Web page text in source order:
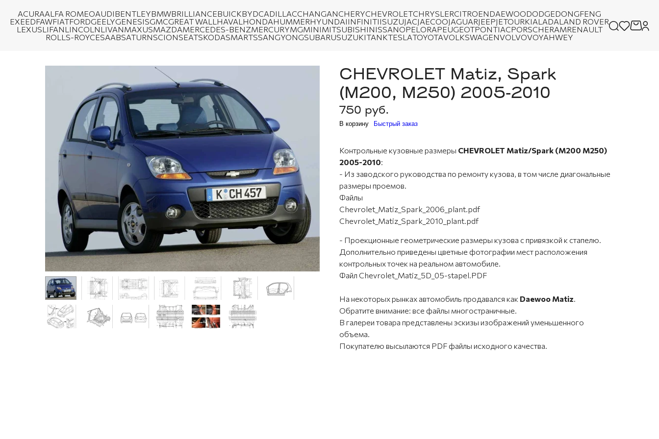
ACURAALFA ROMEOAUDIBENTLEYBMWBRILLIANCEBUICKBYDCADILLACCHANGANCHERYCHEVROLETCHRYSLERCITROENDAEWOODODGEDONGFENG
EXEEDFAWFIATFORDGEELYGENESISGMCGREAT WALL HAVAL HONDAHUMMERHYUNDAIINFINITIISUZUJACJAECOOJAGUARJEEPJETOURKIALADALAND ROVER
LEXUSLIFANLINCOLNLIVANMAXUSMAZDAMERCEDES-BENZMERCURYMGMINIMITSUBISHINISSANOPEL ORAPEUGEOTPONTIACPORSCHERAMRENAULT
ROLLS-ROYCESAABSATURNSCIONSEATSKODASMARTSSANGYONGSUBARUSUZUKITANKTESLATOYOTAVOLKSWAGENVOLVOVOYAHWEY
CHEVROLET Matiz, Spark
(M200, M250) 2005-2010
750 руб.
В корзину Быстрый заказ
Контрольные кузовные размеры CHEVROLET Matiz/Spark (M200 M250)
2005-2010:
- Из заводского руководства по ремонту кузова, в том числе диагональные
размеры проемов.
Файлы
Chevrolet_Matiz_Spark_2006_plant.pdf
Chevrolet_Matiz_Spark_2010_plant.pdf
- Проекционные геометрические размеры кузова с привязкой к стапелю.
Дополнительно приведены цветные фотографии мест расположения
контрольных точек на реальном автомобиле.
Файл Chevrolet_Matiz_5D_05-stapel.PDF
На некоторых рынках автомобиль продавался как Daewoo Matiz
Обратите внимание: все файлы многостраничные.
В галереи товара представлены эскизы изображений уменьшенного
объема.
Покупателю высылаются PDF файлы исходного качества.